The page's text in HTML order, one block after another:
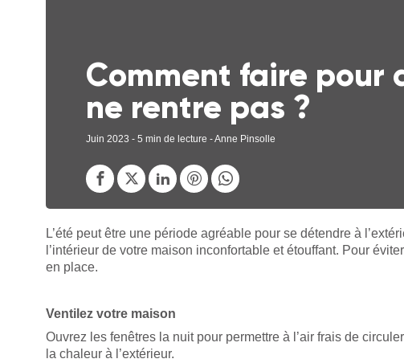
Comment faire pour
ne rentre pas ?
Juin 2023 - 5 min de lecture - Anne Pinsolle
L’été peut être une période agréable pour se détendre à
l’intérieur de votre maison inconfortable et étouffant. Pour
en place.
Ventilez votre maison
Ouvrez les fenêtres la nuit pour permettre à l’air frais de
la chaleur à l’extérieur.